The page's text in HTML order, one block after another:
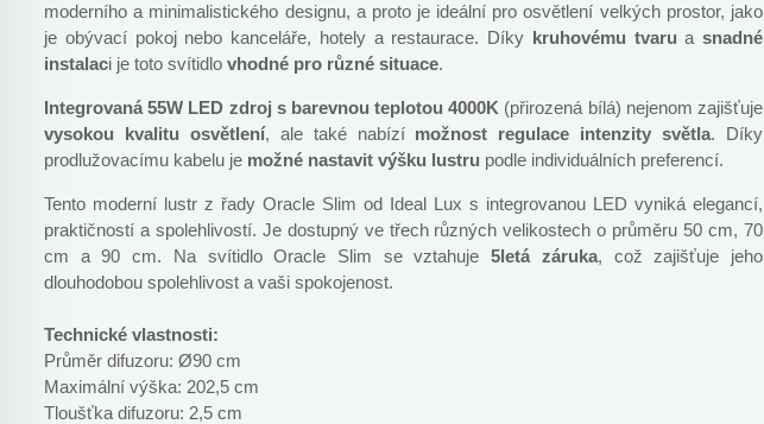
moderního a minimalistického designu, a proto je ideální pro osvětlení velkých prostor, jako
je obývací pokoj nebo kanceláře, hotely a restaurace. Díky kruhovému tvaru a snadné
instalaci je toto svítidlo vhodné pro různé situace.
Integrovaná 55W LED zdroj s barevnou teplotou 4000K (přirozená bílá) nejenom zajišťuje
vysokou kvalitu osvětlení, ale také nabízí možnost regulace intenzity světla. Díky
prodlužovacímu kabelu je možné nastavit výšku lustru podle individuálních preferencí.
Tento moderní lustr z řady Oracle Slim od Ideal Lux s integrovanou LED vyniká elegancí,
praktičností a spolehlivostí. Je dostupný ve třech různých velikostech o průměru 50 cm, 70
cm a 90 cm. Na svítidlo Oracle Slim se vztahuje 5letá záruka, což zajišťuje jeho
dlouhodobou spolehlivost a vaši spokojenost.
Technické vlastnosti:
Průměr difuzoru: Ø90 cm
Maximální výška: 202,5 cm
Tloušťka difuzoru: 2,5 cm